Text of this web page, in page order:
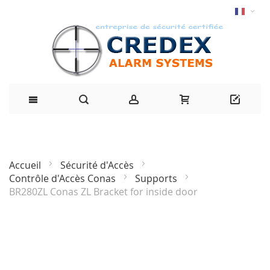
Accueil
Sécurité d'Accès
Contrôle d'Accès Conas
Supports
BR280ZL Conas ZL Bracket for inside door